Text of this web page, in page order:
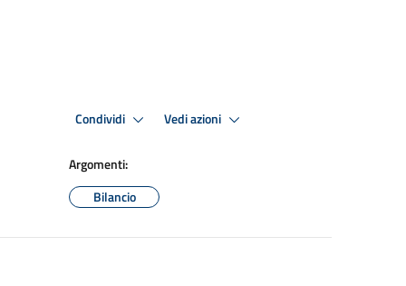
Condividi Vedi azioni
Argomenti:
Bilancio